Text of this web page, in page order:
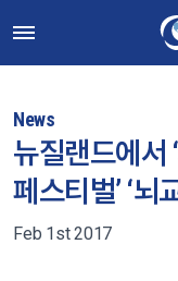
News
뉴질랜드에서
페스티벌’ ‘뇌
Feb 1st 2017